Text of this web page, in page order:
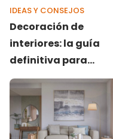
IDEAS Y CONSEJOS
Decoración de
interiores: la guía
definitiva para
transformar
espacio